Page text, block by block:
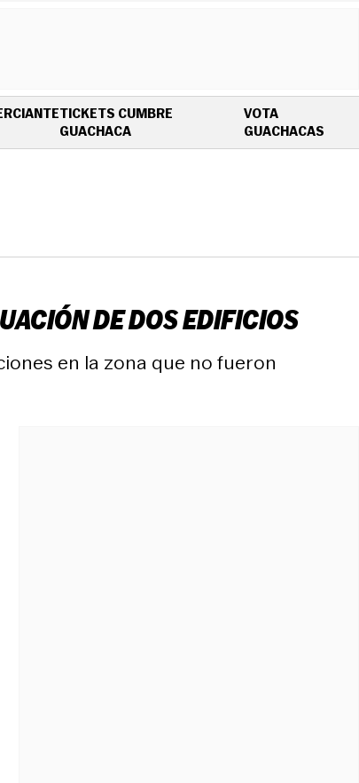
TICKETS CUMBRE
GUACHACAOPENS IN NEW WINDOW
VOTA
GUACHACAS
DE DOS EDIFICIOS
en la zona que no fueron